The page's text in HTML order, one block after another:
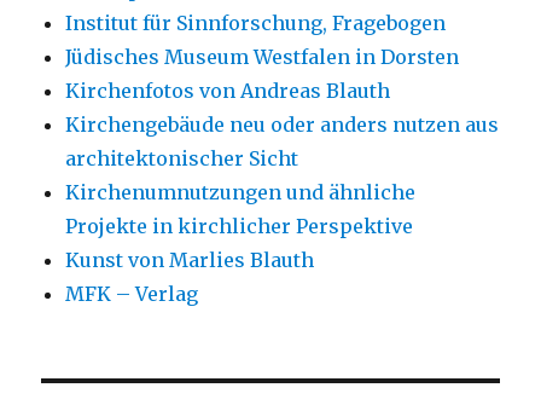
Institut für Sinnforschung, Fragebogen
Jüdisches Museum Westfalen in Dorsten
Kirchenfotos von Andreas Blauth
Kirchengebäude neu oder anders nutzen aus
architektonischer Sicht
Kirchenumnutzungen und ähnliche
Projekte in kirchlicher Perspektive
Kunst von Marlies Blauth
MFK – Verlag